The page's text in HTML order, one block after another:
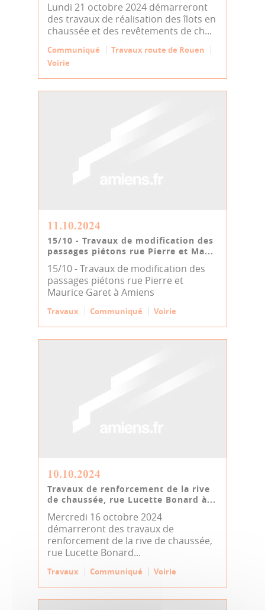
Lundi 21 octobre 2024 démarreront
des travaux de réalisation des îlots en
chaussée et des revêtements de ch...
Communiqué
Travaux route de Rouen
Voirie
11.10.2024
15/10 - Travaux de modification des
passages piétons rue Pierre et Ma...
15/10 - Travaux de modification des
passages piétons rue Pierre et
Maurice Garet à Amiens
Travaux Communiqué Voirie
10.10.2024
Travaux de renforcement de la rive
de chaussée, rue Lucette Bonard à...
Mercredi 16 octobre 2024
démarreront des travaux de
renforcement de la rive de chaussée,
rue Lucette Bonard...
Travaux Communiqué Voirie